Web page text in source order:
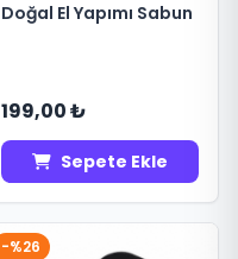
Doğal El Yapımı Sabun
199,00 ₺
Sepete Ekle
-%26